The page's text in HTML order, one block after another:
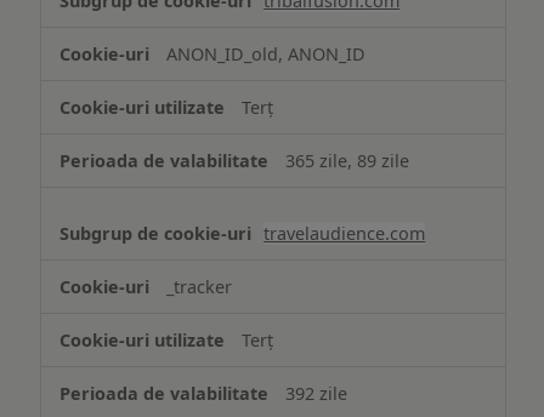
ANON_ID_old, ANON_ID
Terț
365 zile, 89 zile
travelaudience.com
_tracker
Terț
392 zile